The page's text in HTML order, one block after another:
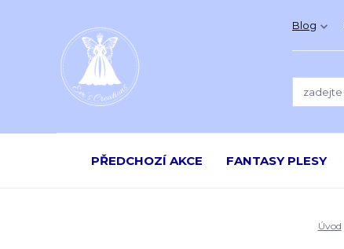
Blog
PŘEDCHOZÍ AKCE FANTASY PLESY
Úvod